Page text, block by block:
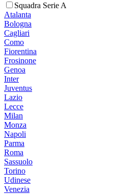
Squadra Serie A
Atalanta
Bologna
Cagliari
Como
Fiorentina
Frosinone
Genoa
Inter
Juventus
Lazio
Lecce
Milan
Monza
Napoli
Parma
Roma
Sassuolo
Torino
Udinese
Venezia